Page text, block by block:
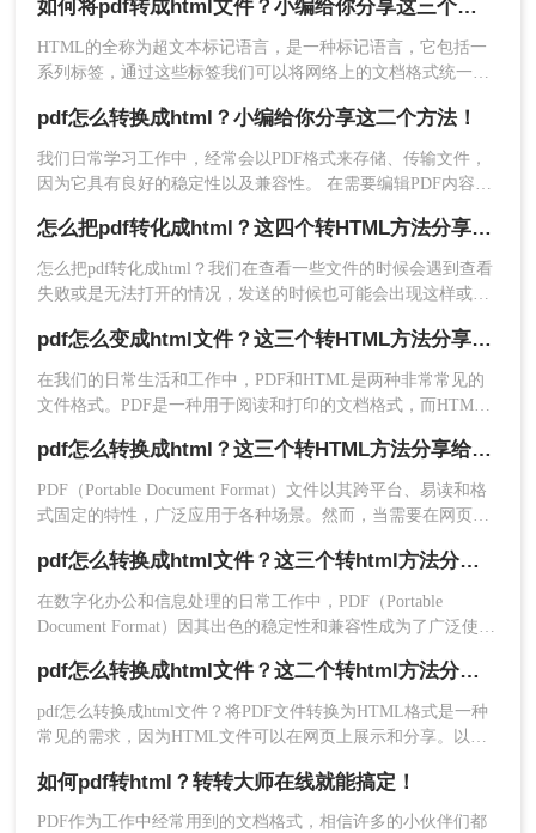
编辑网页模板，就会将PDF转换成HTML格式。 如何将pdf转成html文件？小编给你分享这三个方法！
HTML的全称为超文本标记语言，是一种标记语言，它包括一
系列标签，通过这些标签我们可以将网络上的文档格式统一，
pdf怎么转换成html？小编给你分享这二个方法！
我们日常学习工作中，经常会以PDF格式来存储、传输文件，
因为它具有良好的稳定性以及兼容性。 在需要编辑PDF内容的
编辑网页模板，就会将PDF转换成HTML格式。
怎么把pdf转化成html？这四个转HTML方法分享给你！
怎么把pdf转化成html？​我们在查看一些文件的时候会遇到查看
失败或是无法打开的情况，发送的时候也可能会出现这样或那
格式下文件打开和加载的速度很快，而且能不受到软件的制
约，直接在网页上就能查看，与此同时还能方便文件的共享访
问，只需一个链接就能实现查看,下面我们就来分享四个PDF转
HTML的转换方法吧！
pdf怎么变成html文件？这三个转HTML方法分享给你！
在我们的日常生活和工作中，PDF和HTML是两种非常常见的
文件格式。PDF是一种用于阅读和打印的文档格式，而HTML
件转换为HTML文件，以便在网页上展示或进行进一步的编
辑。本文将向您介绍pdf怎么变成html文件方法，帮助您将PDF
文件转换为HTML文件。
pdf怎么转换成html？这三个转HTML方法分享给你！
PDF（Portable Document Format）文件以其跨平台、易读和格
式固定的特性，广泛应用于各种场景。然而，当需要在网页上
变得尤为重要。那么PDF怎么转换成HTML呢？本文将为您介
绍三种实用的PDF转HTML的方法，帮助您轻松实现这一需
求。
pdf怎么转换成html文件？这三个转html方法分享给你！
在数字化办公和信息处理的日常工作中，PDF（Portable
Document Format）因其出色的稳定性和兼容性成为了广泛使用
HTML（HyperText Markup Language）格式，以便在网页上展
示、编辑或进行其他形式的处理。那么pdf怎么转换成html文件
呢？本文将介绍三种将PDF转换为HTML的高效方法，帮助您
轻松实现文件格式的转换。
pdf怎么转换成html文件？这二个转html方法分享给你！
pdf怎么转换成html文件？将PDF文件转换为HTML格式是一种
常见的需求，因为HTML文件可以在网页上展示和分享。以下
项，帮助您顺利完成转换任务。
如何pdf转html？转转大师在线就能搞定！
PDF作为工作中经常用到的文档格式，相信许多的小伙伴们都